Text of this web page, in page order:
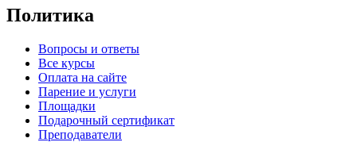
Политика
Вопросы и ответы
Все курсы
Оплата на сайте
Парение и услуги
Площадки
Подарочный сертификат
Преподаватели